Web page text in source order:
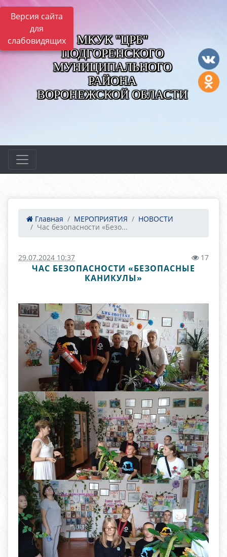
Версия сайта
для
слабовидящих
МКУК "ЦРБ"
ПОДГОРЕНСКОГО
МУНИЦИПАЛЬНОГО
РАЙОНА
ВОРОНЕЖСКОЙ ОБЛАСТИ
Главная МЕРОПРИЯТИЯ
НОВОСТИ
Час безопасности «Безо...
29.07.2024 10:37 17
ЧАС БЕЗОПАСНОСТИ «БЕЗОПАСНЫЕ
КАНИКУЛЫ»